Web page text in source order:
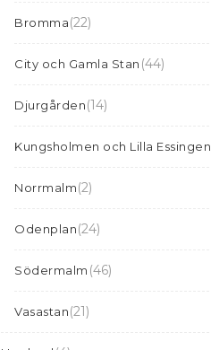
Bromma(22)
City och Gamla Stan (44)
Djurgården(14)
Kungsholmen och Lilla Essingen
Norrmalm(2)
Odenplan(24)
Södermalm (46)
Vasastan(21)